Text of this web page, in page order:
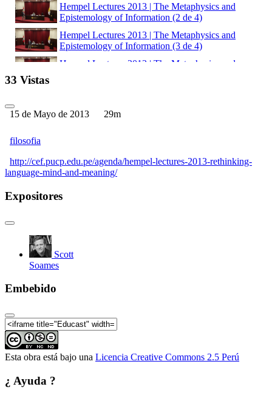
Hempel Lectures 2013 | The Metaphysics and
Epistemology of Information (2 de 4)
Hempel Lectures 2013 | The Metaphysics and
Epistemology of Information (3 de 4)
Hempel Lectures 2013 | The Metaphysics and
Hempel Lectures 2013 | Millian Modes of
Presentation (3 de 4)
Hempel Lectures 2013 | Millian Modes of
Information: A Case Study on the Path from
Philosophy to Science (2 de 4)
Information: A Case Study on the Path from
Philosophy to Science (4 de 4)
33 Vistas
15 de Mayo de 2013 29m
filosofia
http://cef.pucp.edu.pe/agenda/hempel-lectures-2013-rethinking-
language-mind-and-meaning/
Expositores
Scott
Soames
Embebido
Esta obra está bajo una Licencia Creative Commons 2.5 Perú
¿ Ayuda ?